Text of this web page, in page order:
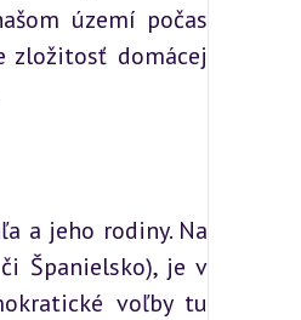
území počas
zložitosť domácej
a jeho rodiny. Na
Španielsko), je v
voľby tu